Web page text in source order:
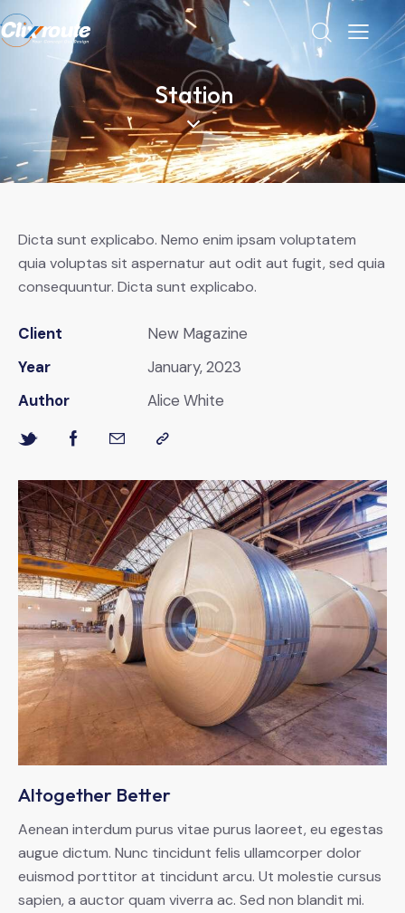
Station
Altogether Better
Aenean interdum purus vitae purus laoreet, eu egestas
augue dictum. Nunc tincidunt felis ullamcorper dolor
euismod porttitor at tincidunt arcu. Ut molestie cursus
sapien, a auctor quam viverra ac. Sed non blandit mi.
Dicta sunt explicabo. Nemo enim ipsam voluptatem
quia voluptas sit aspernatur aut odit aut fugit, sed quia
consequuntur. Dicta sunt explicabo.
Client
New Magazine
Year
January, 2023
Author
Alice White